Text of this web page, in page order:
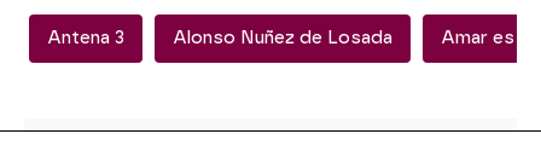
Antena 3 Alonso Nuñez de Losada Amar es